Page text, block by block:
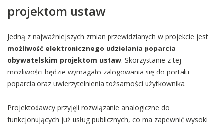
projektom ustaw
Jedną z najważniejszych zmian przewidzianych w projekcie jest
możliwość elektronicznego udzielania poparcia
obywatelskim projektom ustaw. Skorzystanie z tej
możliwości będzie wymagało zalogowania się do portalu
poparcia oraz uwierzytelnienia tożsamości użytkownika.
Projektodawcy przyjęli rozwiązanie analogiczne do
funkcjonujących już usług publicznych, co ma zapewnić wysoki